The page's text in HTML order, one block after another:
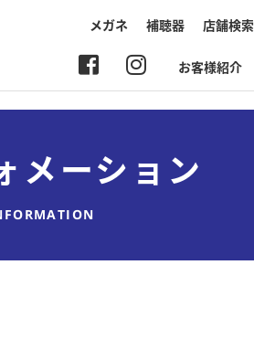
メガネ 補聴器 店舗検索
お客様紹介
メーション